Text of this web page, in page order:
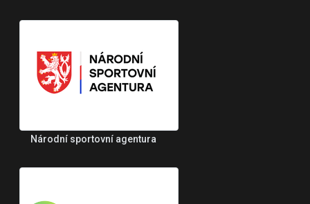
Národní sportovní agentura